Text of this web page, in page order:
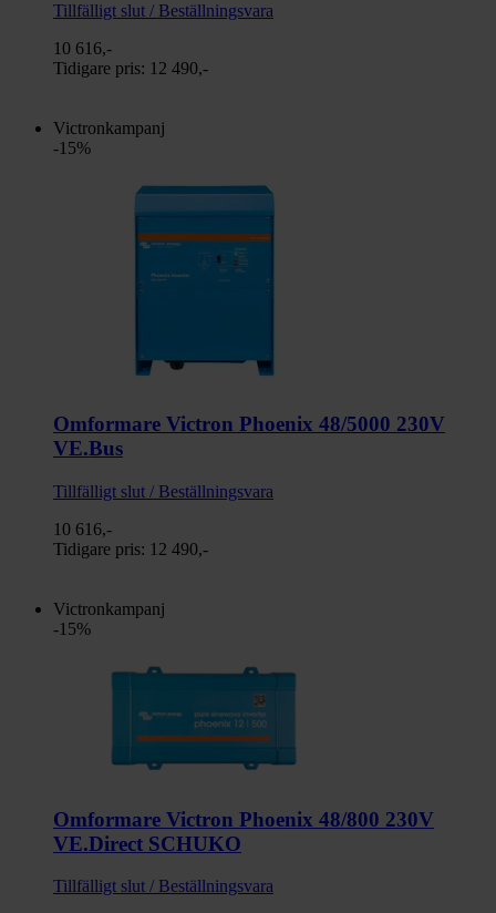
Tillfälligt slut / Beställningsvara
10 616,-
Tidigare pris: 12 490,-
Victronkampanj
-15%
Omformare Victron Phoenix 48/5000 230V
VE.Bus
Tillfälligt slut / Beställningsvara
10 616,-
Tidigare pris: 12 490,-
Victronkampanj
-15%
Omformare Victron Phoenix 48/800 230V
VE.Direct SCHUKO
Tillfälligt slut / Beställningsvara